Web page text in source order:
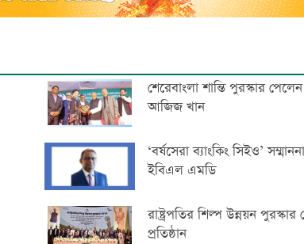
শেরেবাংলা শান্তি পুরস্কার
আজিজ খান
‘‌বর্ষসেরা ব্যাংকিং সিইও’
ইবিএল এমডি
রাষ্ট্রপতির শিল্প উন্নয়ন
প্রতিষ্ঠান